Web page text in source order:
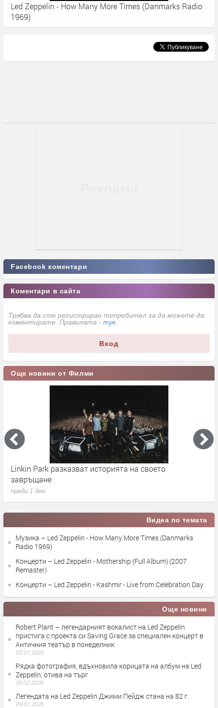
Led Zeppelin - How Many More Times (Danmarks Radio
1969)
Facebook коментари
Коментари в сайта
Трябва да сте регистриран потребител за да можете да
коментирате. Правилата - тук
Вход
Още новини от Филми
Linkin Park разказват историята на своето
завръщане
преди 1 ден
Видеа по темата
Музика – Led Zeppelin - How Many More Times (Danmarks
Radio 1969)
Концерти – Led Zeppelin - Mothership (Full Album) (2007
Remaster)
Концерти – Led Zeppelin - Kashmir - Live from Celebration Day
Още новини
Robert Plant – легендарният вокалист на Led Zeppelin
пристига с проекта си Saving Grace за специален концерт в
Античния театър в понеделник
02.07.2026
Рядка фотография, вдъхновила корицата на албум на Led
Zeppelin, отива на търг
26.02.2026
Легендата на Led Zeppelin Джими Пейдж стана на 82 г.
09.01.2026